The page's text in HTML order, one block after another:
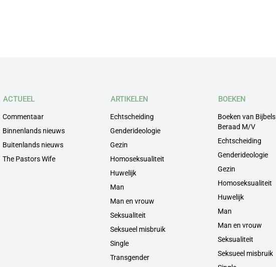
ACTUEEL
Commentaar
Binnenlands nieuws
Buitenlands nieuws
The Pastors Wife
ARTIKELEN
Echtscheiding
Genderideologie
Gezin
Homoseksualiteit
Huwelijk
Man
Man en vrouw
Seksualiteit
Seksueel misbruik
Single
Transgender
BOEKEN
Boeken van Bijbels
Beraad M/V
Echtscheiding
Genderideologie
Gezin
Homoseksualiteit
Huwelijk
Man
Man en vrouw
Seksualiteit
Seksueel misbruik